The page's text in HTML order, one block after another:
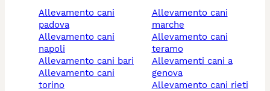
allevamento cani
padova
allevamento cani
napoli
allevamento cani bari
allevamento cani
torino
allevamento cani
marche
allevamento cani
teramo
allevamenti cani a
genova
allevamento cani rieti